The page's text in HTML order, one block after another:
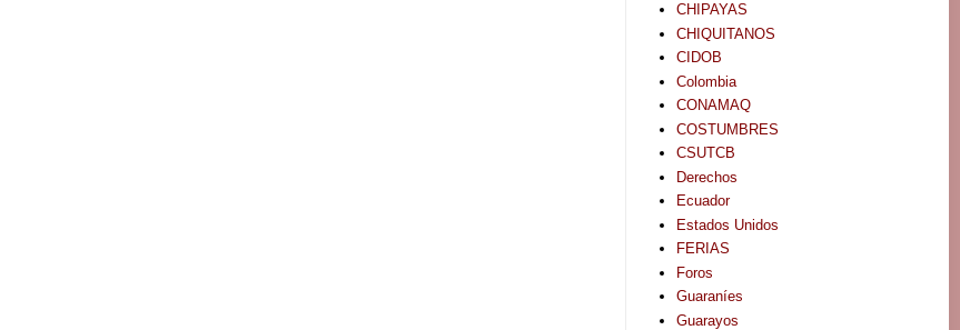
CHIPAYAS
CHIQUITANOS
CIDOB
Colombia
CONAMAQ
COSTUMBRES
CSUTCB
Derechos
Ecuador
Estados Unidos
FERIAS
Foros
Guaraníes
Guarayos